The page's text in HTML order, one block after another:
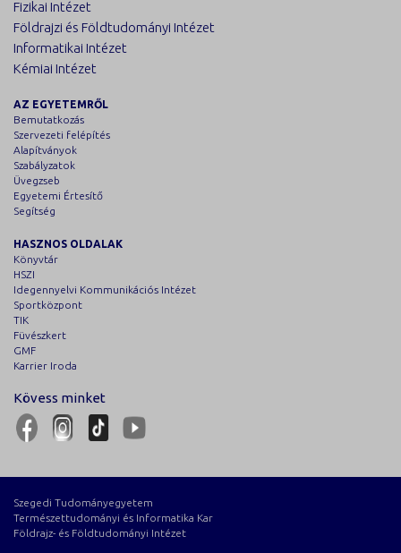
Fizikai Intézet
Földrajzi és Földtudományi Intézet
Informatikai Intézet
Kémiai Intézet
AZ EGYETEMRŐL
Bemutatkozás
Szervezeti felépítés
Alapítványok
Szabályzatok
Üvegzseb
Egyetemi Értesítő
Segítség
HASZNOS OLDALAK
Könyvtár
HSZI
Idegennyelvi Kommunikációs Intézet
Sportközpont
TIK
Füvészkert
GMF
Karrier Iroda
Kövess minket
Szegedi Tudományegyetem
Természettudományi és Informatika Kar
Földrajz- és Földtudományi Intézet